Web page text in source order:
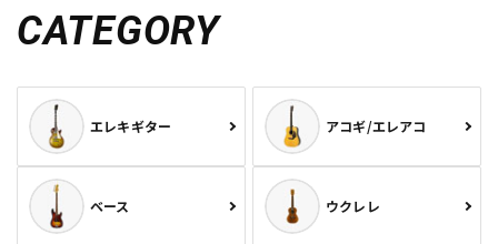
CATEGORY
エレキギター アコギ/エレアコ
ベース ウクレレ